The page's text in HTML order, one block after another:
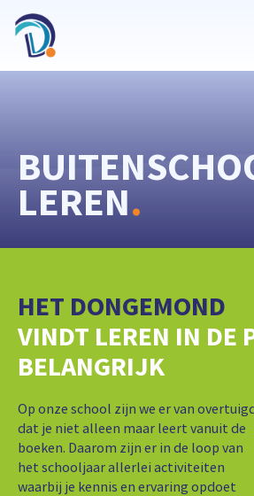
LEREN.
HET DONGEMOND
VINDT LEREN IN DE
BELANGRIJK
Op onze school zijn we er van
dat je niet alleen maar leert vanuit de
boeken. Daarom zijn er in de loop van
het schooljaar allerlei activiteiten
waarbij je kennis en ervaring opdoet